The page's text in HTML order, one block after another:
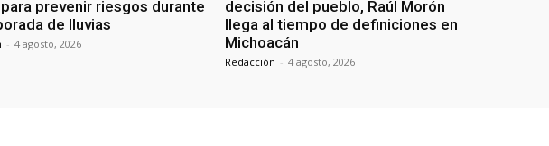
prevenir riesgos durante
de lluvias
- 4 agosto, 2026
decisión del pueblo, Raúl Morón
llega al tiempo de definiciones en
Michoacán
Redacción - 4 agosto, 2026